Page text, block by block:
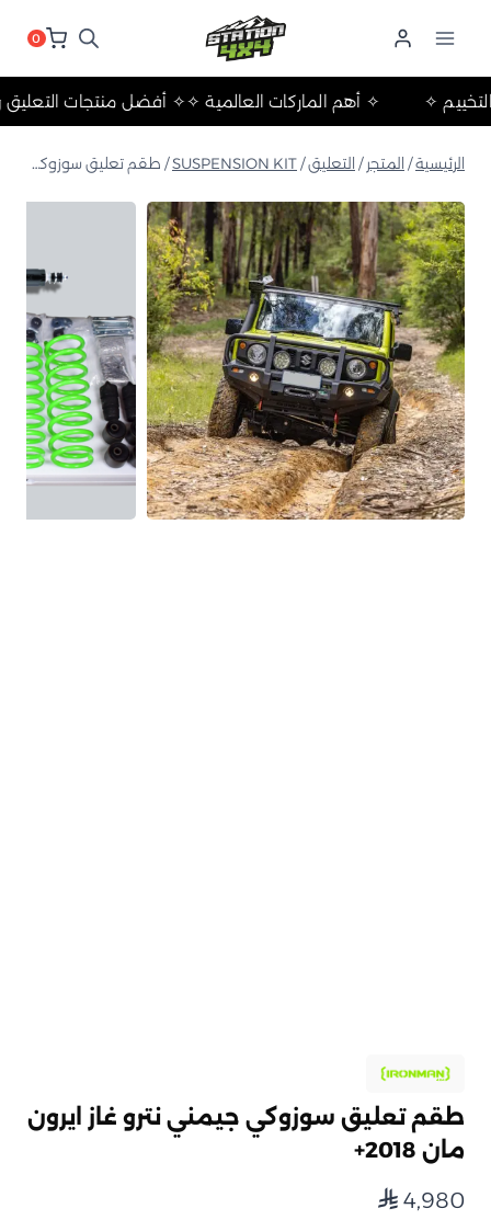
0
✧ أفضل✧ أهم الماركات العالمية ✧ والتخييم ✧
الرئيسية/ المتجر / التعليق/
SUSPENSION KIT
/ طقم تعليق سوزوكي جيمني نترو غاز ايرون مان 2018+
طقم تعليق سوزوكي جيمني نترو غاز ايرون
مان 2018+
⃁ 4,980